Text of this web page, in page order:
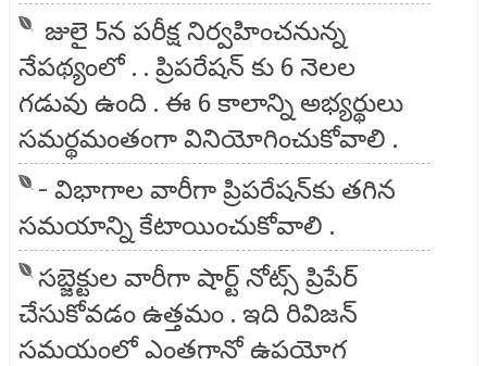
జులై 5న పరీక్ష నిర్వహించనున్న
నేపథ్యంలో . . ప్రిపరేషన్ కు 6 నెలల
గడువు ఉంది . ఈ 6 కాలాన్ని అభ్యర్థులు
సమర్థమంతంగా వినియోగించుకోవాలి .
- విభాగాల వారీగా ప్రిపరేషన్‌కు తగిన
సమయాన్ని కేటాయించుకోవాలి .
సబ్జెక్టుల వారీగా షార్ట్ నోట్స్ ప్రిపేర్
చేసుకోవడం ఉత్తమం . ఇది రివిజన్
సమయంలో ఎంతగానో ఉపయోగ